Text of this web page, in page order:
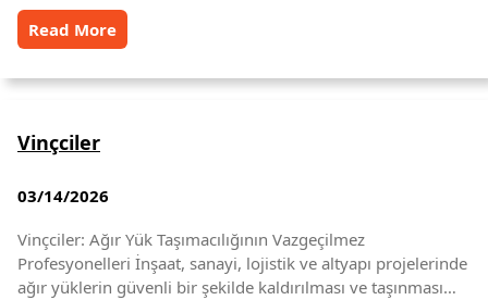
Read More
Vinçciler
03/14/2026
Vinçciler: Ağır Yük Taşımacılığının Vazgeçilmez
Profesyonelleri İnşaat, sanayi, lojistik ve altyapı projelerinde
ağır yüklerin güvenli bir şekilde kaldırılması ve taşınması…